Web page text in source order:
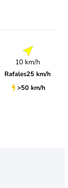
10 km/h
Rafales25 km/h
>50 km/h